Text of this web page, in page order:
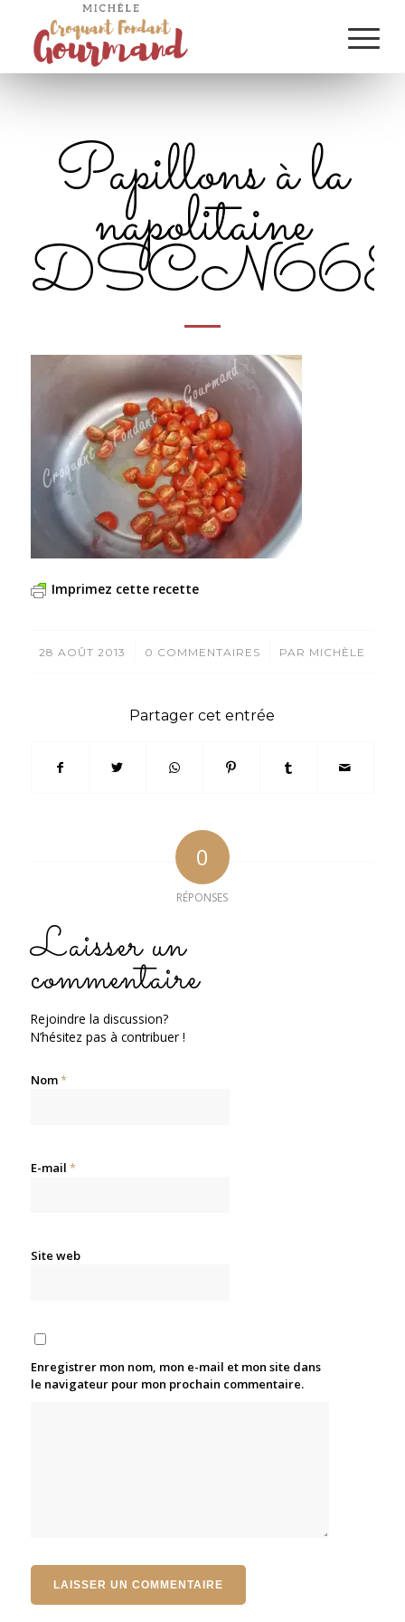
Papillons à la
napolitaine
Imprimez cette recette
28 AOÛT 2013
/ 0 COMMENTAIRES
/ PAR MICHÈLE
Partager cet entrée
0
RÉPONSES
Laisser un
commentaire
Rejoindre la discussion?
N’hésitez pas à contribuer !
Nom*
E-mail *
Site web
Enregistrer mon nom, mon e-mail et mon site dans
le navigateur pour mon prochain commentaire.